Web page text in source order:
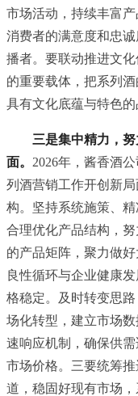
市场活动，持续丰富
消费者的满意度和忠
播者。要联动推进文
的重要载体，把系列
具有文化底蕴与特色的
三是集中精力，
面。 2026年，酱香酒
列酒营销工作开创新
构。坚持系统施策、
合理优化产品结构，
的产品矩阵，聚力做
良性循环与企业健康
格稳定。及时转变思
场化转型，建立市场
速响应机制，确保供
市场价格。三要统筹
道，稳固好现有市场